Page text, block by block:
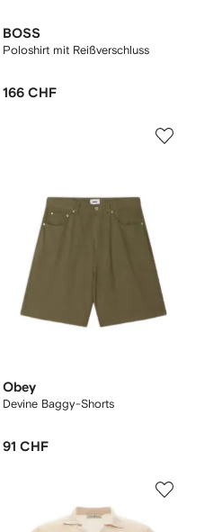
BOSS
Poloshirt mit Reißverschluss
166 CHF
Obey
Devine Baggy-Shorts
91 CHF